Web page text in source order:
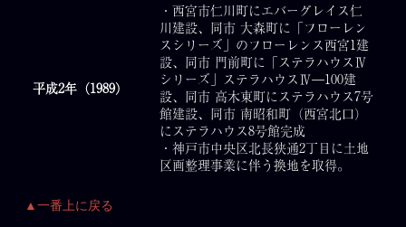
平成2年（1989）
・西宮市仁川町にエバーグレイス仁
川建設、同市 大森町に「フローレン
スシリーズ」のフローレンス西宮1建
設、同市 門前町に「ステラハウスⅣ
シリーズ」ステラハウスⅣ―100建
設、同市 高木東町にステラハウス7号
館建設、同市 南昭和町（西宮北口）
にステラハウス8号館完成
・神戸市中央区北長狭通2丁目に土地
区画整理事業に伴う換地を取得。
▲一番上に戻る